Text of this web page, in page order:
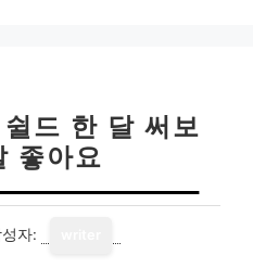
드 한 달 써보
좋아요
자: